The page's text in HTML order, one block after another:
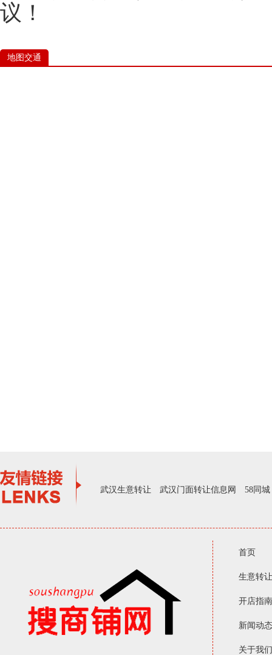
议！
地图交通
武汉生意转让 武汉门面转让信息网 58同城
首页
生意转让
开店指南
新闻动态
关于我们